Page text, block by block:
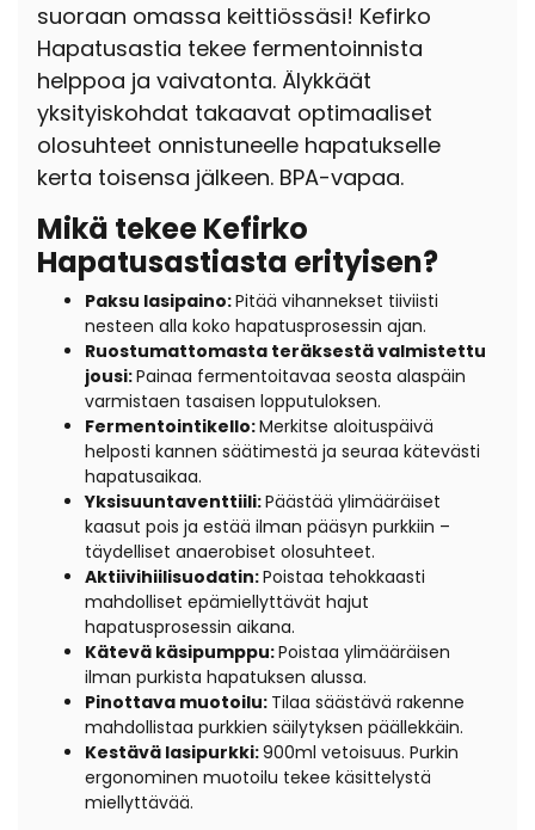
suoraan omassa keittiössäsi! Kefirko
Hapatusastia tekee fermentoinnista
helppoa ja vaivatonta. Älykkäät
yksityiskohdat takaavat optimaaliset
olosuhteet onnistuneelle hapatukselle
kerta toisensa jälkeen. BPA-vapaa.
Mikä tekee Kefirko
Hapatusastiasta erityisen?
Paksu lasipaino:Pitää vihannekset tiiviisti
nesteen alla koko hapatusprosessin ajan.
Ruostumattomasta teräksestä valmistettu
jousi:Painaa fermentoitavaa seosta alaspäin
varmistaen tasaisen lopputuloksen.
Fermentointikello:Merkitse aloituspäivä
helposti kannen säätimestä ja seuraa kätevästi
hapatusaikaa.
Yksisuuntaventtiili:Päästää ylimääräiset
kaasut pois ja estää ilman pääsyn purkkiin –
täydelliset anaerobiset olosuhteet.
Aktiivihiilisuodatin:Poistaa tehokkaasti
mahdolliset epämiellyttävät hajut
hapatusprosessin aikana.
Kätevä käsipumppu:Poistaa ylimääräisen
ilman purkista hapatuksen alussa.
Pinottava muotoilu: Tilaa säästävä rakenne
mahdollistaa purkkien säilytyksen päällekkäin.
Kestävä lasipurkki:900ml vetoisuus. Purkin
ergonominen muotoilu tekee käsittelystä
miellyttävää.